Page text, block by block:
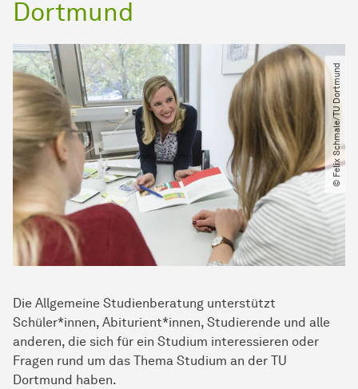
Dortmund
Die Allgemeine Studienberatung unterstützt
Schüler*innen, Abiturient*innen, Studierende und alle
anderen, die sich für ein Studium interessieren oder
Fragen rund um das Thema Studium an der TU
Dortmund haben.
© Felix Schmale​/​TU Dortmund